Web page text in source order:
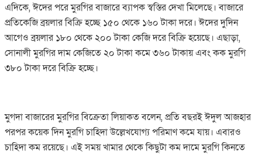
এদিকে, ঈদের পরে মুরগির বাজারে ব্যাপক স্বস্তির দেখা মিলেছে। বাজারে
প্রতিকেজি ব্রয়লার বিক্রি হচ্ছে ১৫০ থেকে ১৬০ টাকা দরে। ঈদের দুদিন
আগেও ব্রয়লার ১৮০ থেকে ২০০ টাকা কেজি দরে বিক্রি হয়েছে। এছাড়া,
সোনালী মুরগির দাম কেজিতে ২০ টাকা কমে ৩৬০ টাকায় এবং কক মুরগি
৩৮০ টাকা দরে বিক্রি হচ্ছে।
মুগদা বাজারের মুরগির বিক্রেতা লিয়াকত বলেন, প্রতি বছরই ঈদুল আজহার
পরপর কয়েক দিন মুরগি চাহিদা উল্লেখযোগ্য পরিমাণ কমে যায়। এবারও
চাহিদা কম রয়েছে। এই সময় খামার থেকে কিছুটা কম দামে মুরগি কিনতে